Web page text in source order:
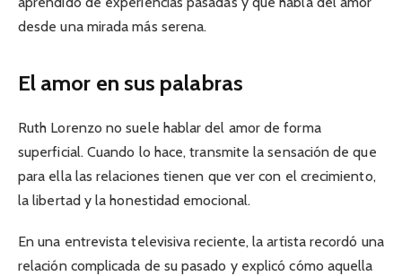
desde una mirada más serena.
El amor en sus palabras
Ruth Lorenzo no suele hablar del amor de forma
superficial. Cuando lo hace, transmite la sensación de que
para ella las relaciones tienen que ver con el crecimiento,
la libertad y la honestidad emocional.
En una entrevista televisiva reciente, la artista recordó una
relación complicada de su pasado y explicó cómo aquella